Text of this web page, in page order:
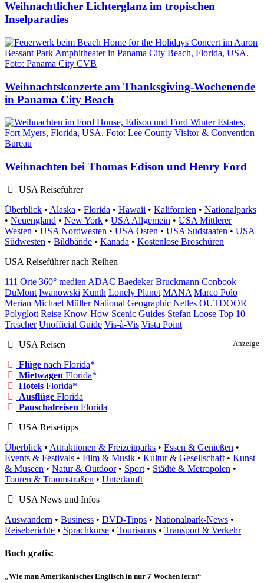
Weihnachtlicher Lichterglanz im tropischen
Inselparadies
Weihnachtskonzerte am Thanksgiving-Wochenende
in Panama City Beach
Weihnachten bei Thomas Edison und Henry Ford
USA Reiseführer
Überblick • Alaska • Florida • Hawaii • Kalifornien • Nationalparks
• Neuengland • New York • USA Allgemein • USA Mittlerer
Westen • USA Nordwesten • USA Osten • USA Südstaaten • USA
Südwesten • Bildbände • Kanada • Kostenlose Broschüren
USA Reiseführer nach Reihen
111 Orte 360° medien ADAC Baedeker Bruckmann Conbook
DuMont Iwanowski Kunth Lonely Planet MANA Marco Polo
Merian Michael Müller National Geographic Nelles OUTDOOR
Polyglott Reise Know-How Scenic Guides Stefan Loose Top 10
Trescher Unofficial Guide Vis-à-Vis Vista Point
Anzeige
USA Reisen
Flüge nach Florida
Mietwagen Florida
Hotels Florida
Ausflüge Florida
Pauschalreisen Florida
USA Reisetipps
Überblick • Attraktionen & Freizeitparks • Essen & Genießen •
Events & Festivals • Film & Musik • Kultur & Gesellschaft • Kunst
& Museen • Natur & Outdoor• Sport • Städte & Metropolen •
Touren & Traumstraßen • Unterkunft
USA News und Infos
Auswandern • Business • DVD-Tipps • Nationalpark-News •
Reiseberichte • Sprachkurse • Tourismus • Transport & Verkehr
Buch gratis:
„Wie man Amerikanisches Englisch in nur 7 Wochen lernt“